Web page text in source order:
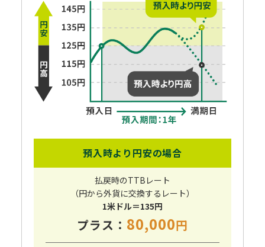
預入時より円安の場合
払戻時のTTBレート
（円から外貨に交換するレート）
1米ドル＝135円
プラス： 80,000円